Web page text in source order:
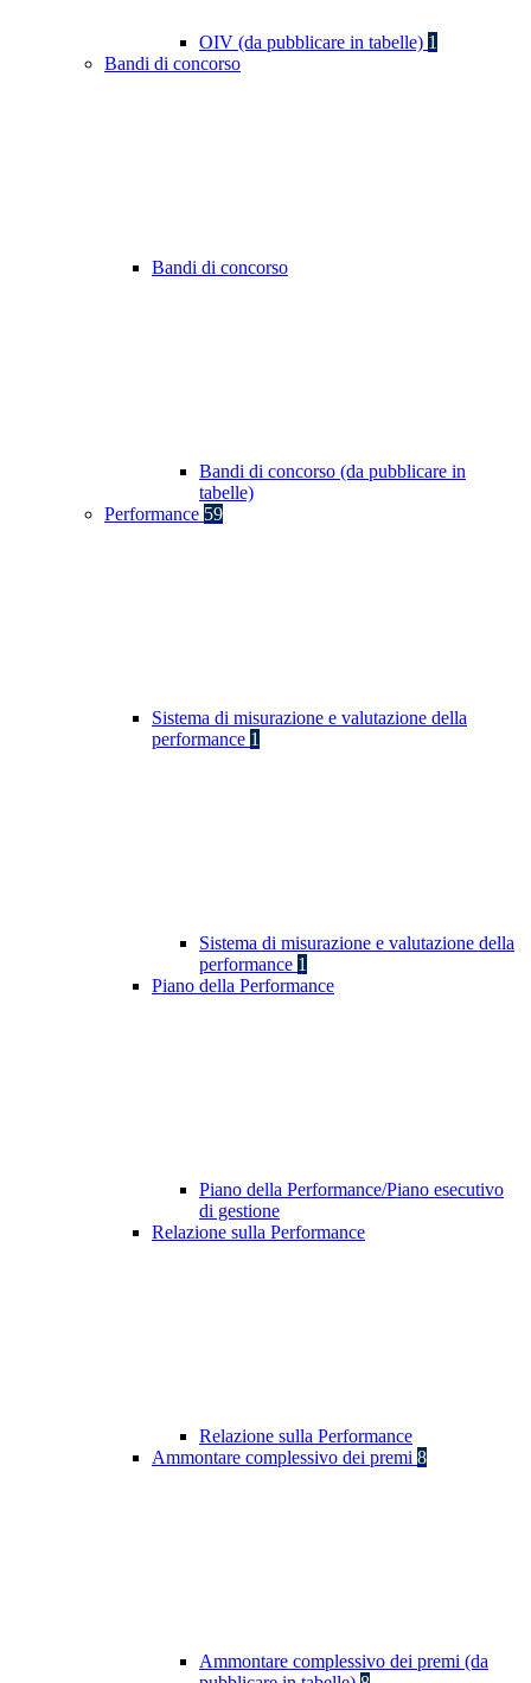
OIV (da pubblicare in tabelle) 1
Bandi di concorso
Bandi di concorso
Bandi di concorso (da pubblicare in
tabelle)
Performance 59
Sistema di misurazione e valutazione della
performance 1
Sistema di misurazione e valutazione della
performance 1
Piano della Performance
Piano della Performance/Piano esecutivo
di gestione
Relazione sulla Performance
Relazione sulla Performance
Ammontare complessivo dei premi 8
Ammontare complessivo dei premi (da